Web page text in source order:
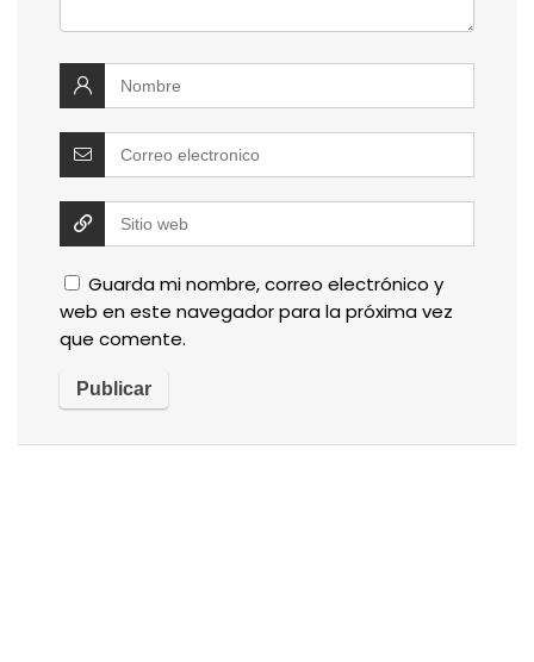
Guarda mi nombre, correo electrónico y
web en este navegador para la próxima vez
que comente.